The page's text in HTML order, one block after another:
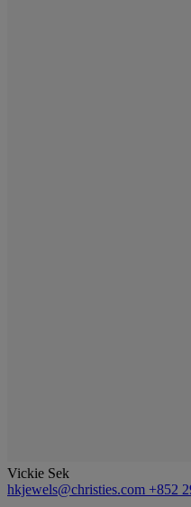
Vickie Sek
hkjewels@christies.com +852